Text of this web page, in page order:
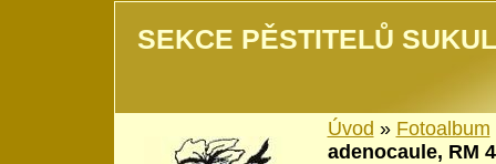
SEKCE PĚSTITELŮ
Úvod » Fotoalbum
adenocaule, RM